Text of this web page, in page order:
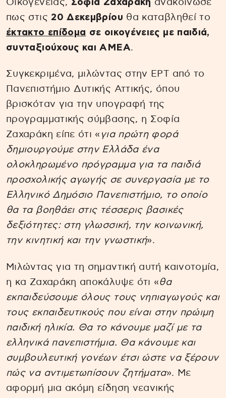
Οικογένειας, Σοφία Ζαχαράκη ανακοίνωσε
πως στις 20 Δεκεμβρίου θα καταβληθεί το
έκτακτο επίδομα σε οικογένειες με παιδιά,
συνταξιούχους και ΑΜΕΑ.
Συγκεκριμένα, μιλώντας στην ΕΡΤ από το
Πανεπιστήμιο Δυτικής Αττικής, όπου
βρισκόταν για την υπογραφή της
προγραμματικής σύμβασης, η Σοφία
Ζαχαράκη είπε ότι « για πρώτη φορά
δημιουργούμε στην Ελλάδα ένα
ολοκληρωμένο πρόγραμμα για τα παιδιά
προσχολικής αγωγής σε συνεργασία με το
Ελληνικό Δημόσιο Πανεπιστήμιο, το οποίο
θα τα βοηθάει στις τέσσερις βασικές
δεξιότητες: στη γλωσσική, την κοινωνική,
την κινητική και την γνωστική».
Μιλώντας για τη σημαντική αυτή καινοτομία,
η κα Ζαχαράκη αποκάλυψε ότι «θα
εκπαιδεύσουμε όλους τους νηπιαγωγούς και
τους εκπαιδευτικούς που είναι στην πρώιμη
παιδική ηλικία. Θα το κάνουμε μαζί με τα
ελληνικά πανεπιστήμια. Θα κάνουμε και
συμβουλευτική γονέων έτσι ώστε να ξέρουν
πώς να αντιμετωπίσουν ζητήματα». Με
αφορμή μια ακόμη είδηση νεανικής